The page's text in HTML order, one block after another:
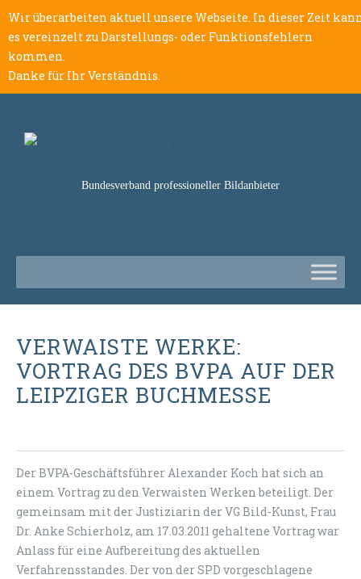
Wir überarbeiten aktuell unsere Webseite. In dieser Zeit
es vereinzelt zu Darstellungs- oder Funktionsfehlern
kommen.
Danke für Ihr Verständnis.
Bundesverband professioneller Bildanbieter
VERWAISTE WERKE:
VORTRAG DES BVPA AUF DER
LEIPZIGER BUCHMESSE
Der BVPA-Geschäftsführer Alexander Koch hat sich an
einem Vortrag zu den Verwaisten Werken beteiligt. Der
gemeinsam mit der Justiziarin der VG Bild-Kunst, Frau
Dr. Anke Schierholz, am 17.03.2011 gehaltene Vortrag war
Anlass für eine Aufbereitung des aktuellen
Verfahrensstandes. Der von der SPD vorgeschlagene